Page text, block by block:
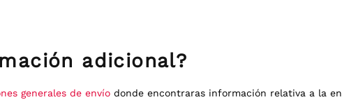
adicional?
generales de envío donde encontraras información relativa a la